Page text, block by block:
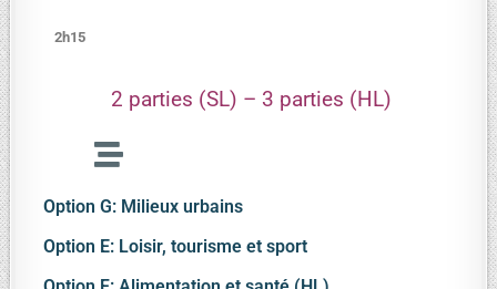
2h15
2 parties (SL) – 3 parties (HL)
Option G: Milieux urbains
Option E: Loisir, tourisme et sport